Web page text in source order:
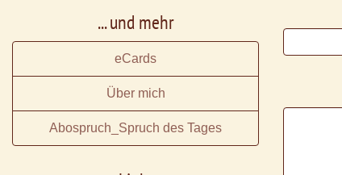
... und mehr
eCards
Über mich
Abospruch_Spruch des Tages